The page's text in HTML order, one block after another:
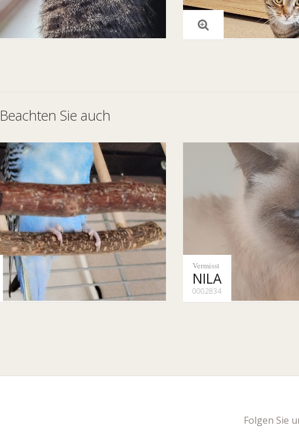
Beachten Sie auch
Vermisst
NILA
0002834
Folgen Sie